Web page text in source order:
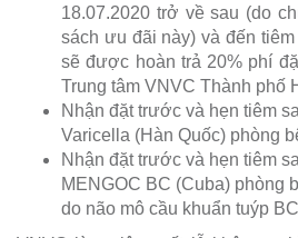
18.07.2020 trở về sau (do
sách ưu đãi này) và đến
sẽ được hoàn trả 20% phí
Trung tâm VNVC Thành phố
Nhận đặt trước và hẹn tiêm
Varicella (Hàn Quốc) phòng
Nhận đặt trước và hẹn tiêm
MENGOC BC (Cuba) phòng
do não mô cầu khuẩn tuýp